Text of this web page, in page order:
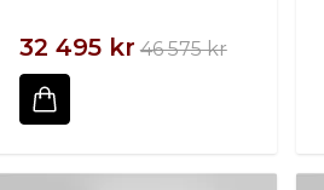
32 495 kr 46 575 kr